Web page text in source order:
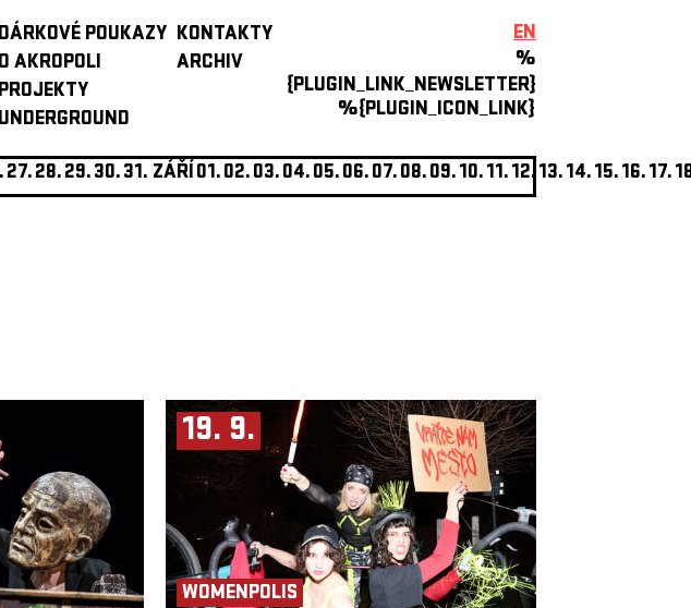
DÁRKOVÉ POUKAZY
O AKROPOLI
PROJEKTY
UNDERGROUND
KONTAKTY
ARCHIV
EN
%
{PLUGIN_LINK_NEWSLETTER}
%{PLUGIN_ICON_LINK}
27.28.29.30.31. ZÁŘÍ01.02.03.04.05.06.07.08.09.10.11.12. 13.14.15.16.17.
19. 9.
WOMENPOLIS